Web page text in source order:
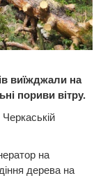
виїжджали на
пориви вітру.
на
дерева на